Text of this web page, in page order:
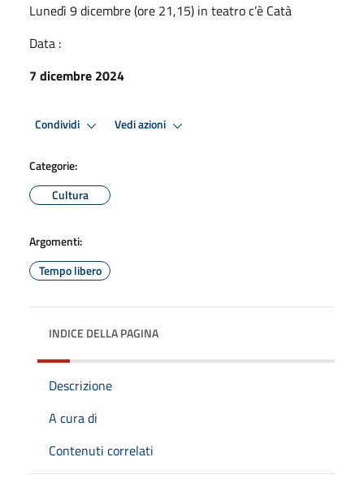
Lunedì 9 dicembre (ore 21,15) in teatro c’è Catà
Data :
7 dicembre 2024
Condividi Vedi azioni
Categorie:
Cultura
Argomenti:
Tempo libero
INDICE DELLA PAGINA
Descrizione
A cura di
Contenuti correlati